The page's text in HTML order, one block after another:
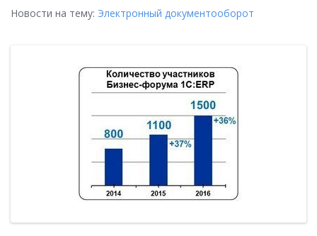
Новости на тему: Электронный документооборот